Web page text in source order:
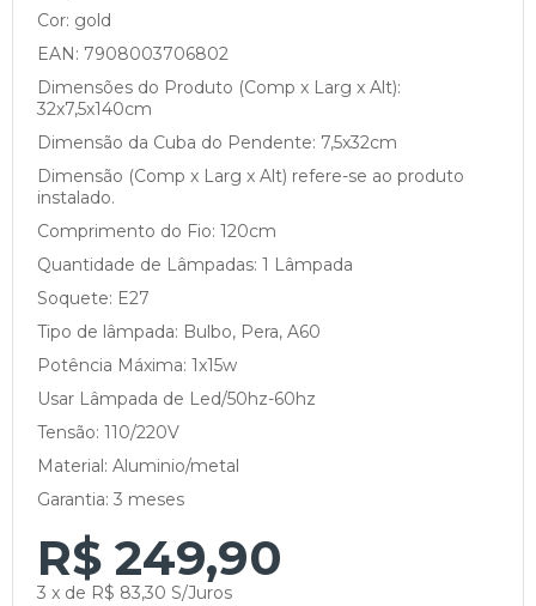
Cor: gold
EAN: 7908003706802
Dimensões do Produto (Comp x Larg x Alt):
32x7,5x140cm
Dimensão da Cuba do Pendente: 7,5x32cm
Dimensão (Comp x Larg x Alt) refere-se ao produto
instalado.
Comprimento do Fio: 120cm
Quantidade de Lâmpadas: 1 Lâmpada
Soquete: E27
Tipo de lâmpada: Bulbo, Pera, A60
Potência Máxima: 1x15w
Usar Lâmpada de Led/50hz-60hz
Tensão: 110/220V
Material: Aluminio/metal
Garantia: 3 meses
R$ 249,90
3 x de R$ 83,30 S/Juros